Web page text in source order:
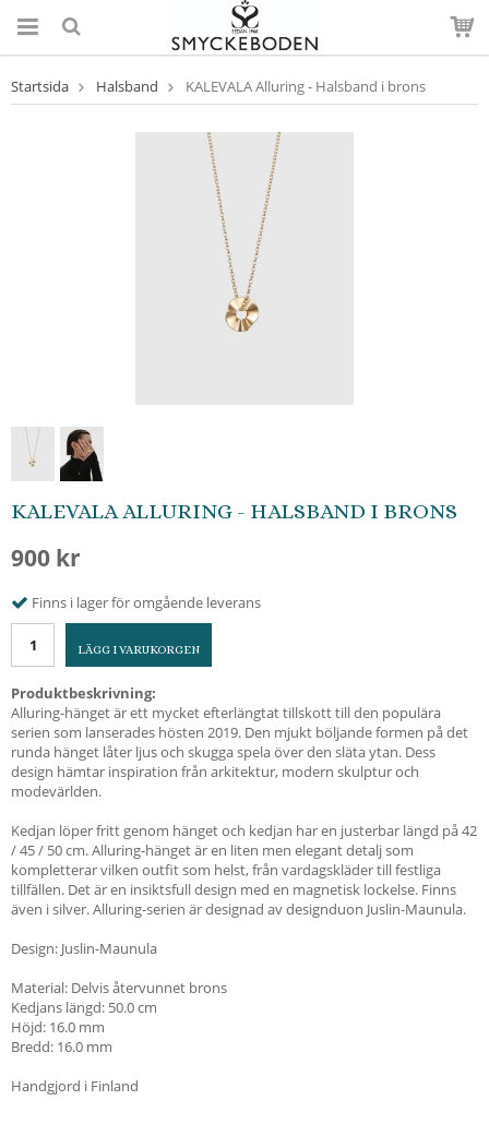
Startsida Halsband KALEVALA Alluring - Halsband i brons
KALEVALA ALLURING - HALSBAND I BRONS
900 kr
Finns i lager för omgående leverans
LÄGG I VARUKORGEN
Produktbeskrivning:
Alluring-hänget är ett mycket efterlängtat tillskott till den populära
serien som lanserades hösten 2019. Den mjukt böljande formen på det
runda hänget låter ljus och skugga spela över den släta ytan. Dess
design hämtar inspiration från arkitektur, modern skulptur och
modevärlden.
Kedjan löper fritt genom hänget och kedjan har en justerbar längd på 42
/ 45 / 50 cm. Alluring-hänget är en liten men elegant detalj som
kompletterar vilken outfit som helst, från vardagskläder till festliga
tillfällen. Det är en insiktsfull design med en magnetisk lockelse. Finns
även i silver. Alluring-serien är designad av designduon Juslin-Maunula.
Design: Juslin-Maunula
Material: Delvis återvunnet brons
Kedjans längd: 50.0 cm
Höjd: 16.0 mm
Bredd: 16.0 mm
Handgjord i Finland